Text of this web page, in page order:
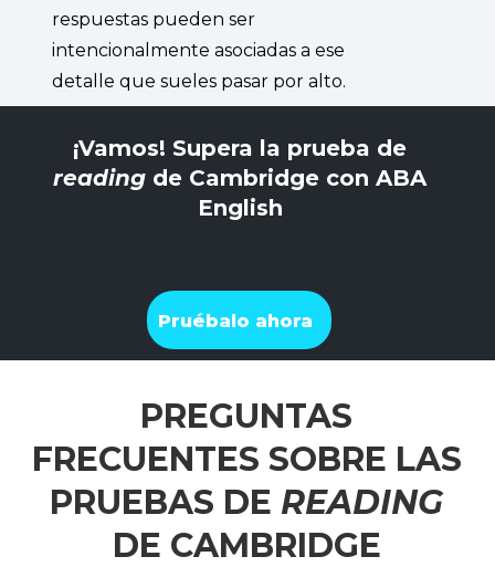
respuestas pueden ser
intencionalmente asociadas a ese
detalle que sueles pasar por alto.
¡Vamos! Supera la prueba de
reading de Cambridge con ABA
English
Pruébalo ahora
PREGUNTAS
FRECUENTES SOBRE LAS
PRUEBAS DE READING
DE CAMBRIDGE